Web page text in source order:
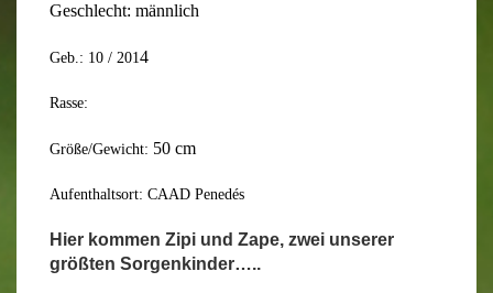
Geschlecht: männlich
Geb.: 10 / 2014
Rasse:
Größe/Gewicht: 50 cm
Aufenthaltsort: CAAD Penedés
Hier kommen Zipi und Zape, zwei unserer
größten Sorgenkinder…..